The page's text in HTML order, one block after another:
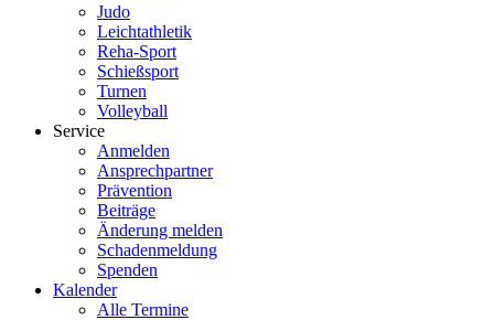
Judo
Leichtathletik
Reha-Sport
Schießsport
Turnen
Volleyball
Service
Anmelden
Ansprechpartner
Prävention
Beiträge
Änderung melden
Schadenmeldung
Spenden
Kalender
Alle Termine